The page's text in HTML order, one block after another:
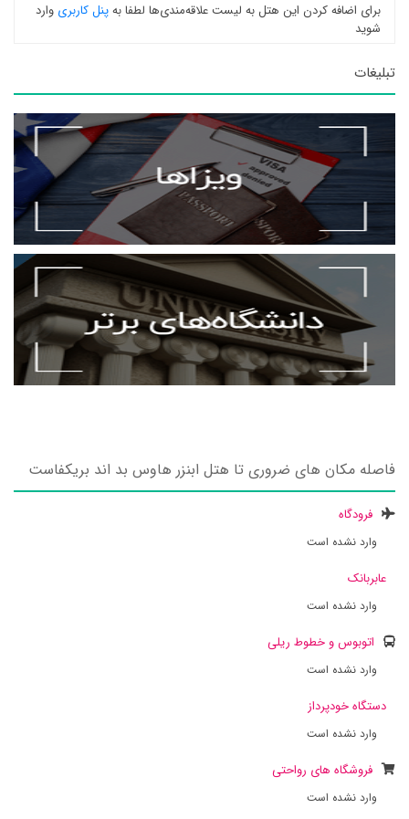
برای اضافه کردن این هتل به لیست علاقه‌مندی‌ها لطفا بهپنل کاربری وارد
شوید
تبلیغات
فاصله مکان های ضروری تا هتل ابنزر هاوس بد اند بریکفاست
فرودگاه
وارد نشده است
عابربانک
وارد نشده است
اتوبوس و خطوط ریلی
وارد نشده است
دستگاه خودپرداز
وارد نشده است
فروشگاه های رواحتی
وارد نشده است